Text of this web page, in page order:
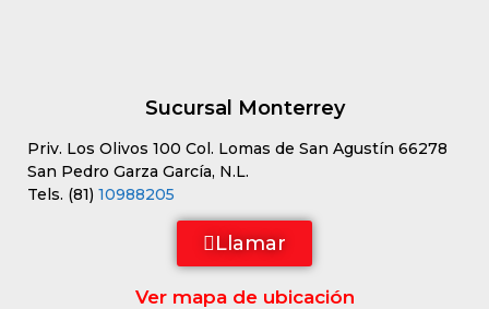
Sucursal Monterrey
Priv. Los Olivos 100 Col. Lomas de San Agustín 66278
San Pedro Garza García, N.L.
Tels. (81) 10988205
Llamar
Ver mapa de ubicación